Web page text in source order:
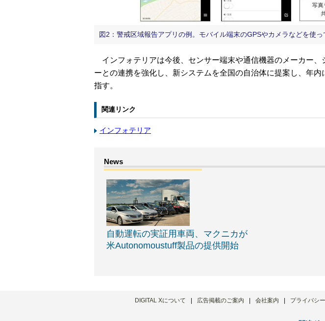
図2：警戒区域報告アプリの例。モバイル端末のGPSやカメラなどを使
インフォテリアは今後、センサー端末や通信機器のメーカー、
ーとの連携を強化し、新システムを全国の自治体に提案し、年内
指す。
関連リンク
インフォテリア
自動運転の実証用車両、マクニカが
米Autonomoustuff製品の提供開始
DIGITAL Xについて 広告掲載のご案内 会社案内 プライバシ